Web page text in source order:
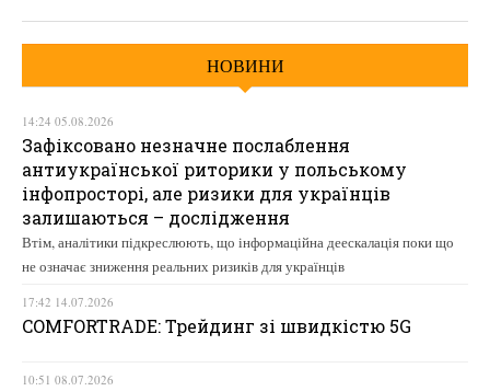
НОВИНИ
14:24 05.08.2026
Зафіксовано незначне послаблення
антиукраїнської риторики у польському
інфопросторі, але ризики для українців
залишаються – дослідження
Втім, аналітики підкреслюють, що інформаційна деескалація поки що
не означає зниження реальних ризиків для українців
17:42 14.07.2026
COMFORTRADE: Трейдинг зі швидкістю 5G
10:51 08.07.2026